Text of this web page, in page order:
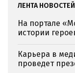
ЛЕНТА НОВОСТЕЙ
На портале
истории
Карьера в
проведет